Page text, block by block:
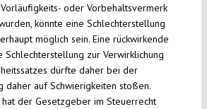
oder Vorbehaltsvermerk
könnte eine Schlechterstellung
möglich sein. Eine rückwirkende
Schlechterstellung zur Verwirklichung
dürfte daher bei der
daher auf Schwierigkeiten stoßen.
der Gesetzgeber im Steuerrecht